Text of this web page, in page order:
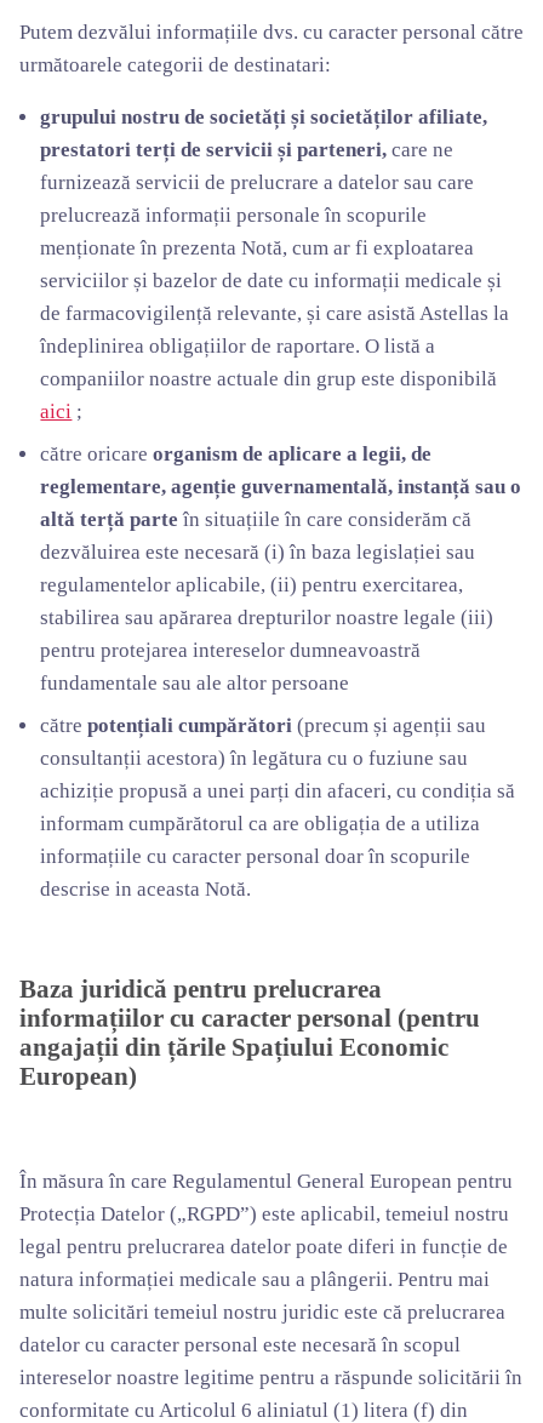
Putem dezvălui informațiile dvs. cu caracter personal către
următoarele categorii de destinatari:
grupului nostru de societăți și societăților afiliate,
prestatori terți de servicii și parteneri, care ne
furnizează servicii de prelucrare a datelor sau care
prelucrează informații personale în scopurile
menționate în prezenta Notă, cum ar fi exploatarea
serviciilor și bazelor de date cu informații medicale și
de farmacovigilență relevante, și care asistă Astellas la
îndeplinirea obligațiilor de raportare. O listă a
companiilor noastre actuale din grup este disponibilă
aici ;
către oricareorganism de aplicare a legii, de
reglementare, agenție guvernamentală, instanță sau o
altă terță parte în situațiile în care considerăm că
dezvăluirea este necesară (i) în baza legislației sau
regulamentelor aplicabile, (ii) pentru exercitarea,
stabilirea sau apărarea drepturilor noastre legale (iii)
pentru protejarea intereselor dumneavoastră
fundamentale sau ale altor persoane
cătrepotențiali cumpărători(precum și agenții sau
consultanții acestora) în legătura cu o fuziune sau
achiziție propusă a unei parți din afaceri, cu condiția să
informam cumpărătorul ca are obligația de a utiliza
informațiile cu caracter personal doar în scopurile
descrise in aceasta Notă.
Baza juridică pentru prelucrarea
informațiilor cu caracter personal (pentru
angajații din țările Spațiului Economic
European)
În măsura în care Regulamentul General European pentru
Protecția Datelor („RGPD”) este aplicabil, temeiul nostru
legal pentru prelucrarea datelor poate diferi in funcție de
natura informației medicale sau a plângerii. Pentru mai
multe solicitări temeiul nostru juridic este că prelucrarea
datelor cu caracter personal este necesară în scopul
intereselor noastre legitime pentru a răspunde solicitării în
conformitate cu Articolul 6 aliniatul (1) litera (f) din